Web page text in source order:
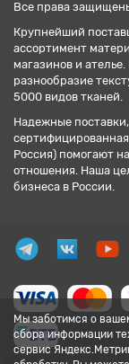
Мы заботимся о
сбора информации
сервис
Все права
Крупнейший
ассортимент
магазинов и
разнообразие
5000 видов тканей.
Надежные
Россия) помогают
отношения. Наша
бизнеса в России.